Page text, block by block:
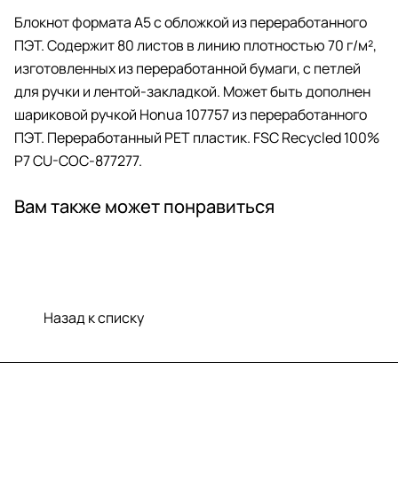
Блокнот формата А5 с обложкой из переработанного
ПЭТ. Содержит 80 листов в линию плотностью 70 г/м²,
изготовленных из переработанной бумаги, с петлей
для ручки и лентой-закладкой. Может быть дополнен
шариковой ручкой Honua 107757 из переработанного
ПЭТ. Переработанный PET пластик. FSC Recycled 100%
P7 CU-COC-877277.
Вам также может понравиться
Назад к списку